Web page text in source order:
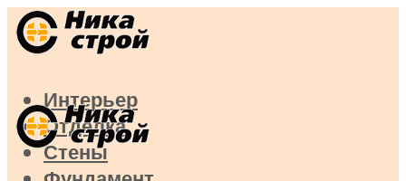
Интерьер
Отделка
Стены